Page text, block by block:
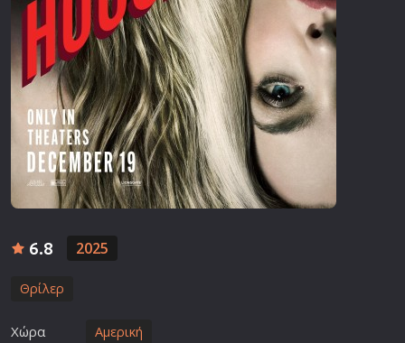
6.8 2025
Θρίλερ
Χώρα Αμερική